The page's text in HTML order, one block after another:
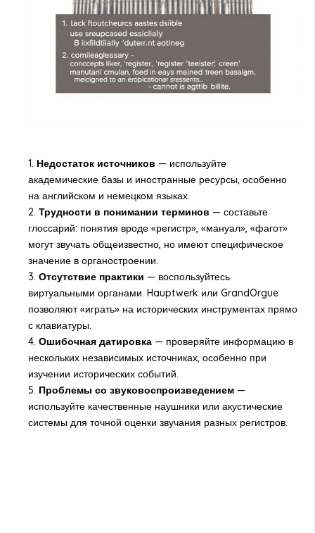
1. Недостаток источников — используйте
академические базы и иностранные ресурсы, особенно
на английском и немецком языках.
2. Трудности в понимании терминов — составьте
глоссарий: понятия вроде «регистр», «мануал», «фагот»
могут звучать общеизвестно, но имеют специфическое
значение в органостроении.
3. Отсутствие практики — воспользуйтесь
виртуальными органами. Hauptwerk или GrandOrgue
позволяют «играть» на исторических инструментах прямо
с клавиатуры.
4. Ошибочная датировка— проверяйте информацию в
нескольких независимых источниках, особенно при
изучении исторических событий.
5. Проблемы со звуковоспроизведением—
используйте качественные наушники или акустические
системы для точной оценки звучания разных регистров.